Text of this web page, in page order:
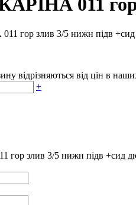
011
відрізняються від цін в
+
гор злив 3/5 нижн підв +сид